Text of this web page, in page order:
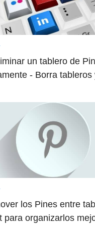
un tablero de
- Borra tableros
los Pines entre
para organizarlos